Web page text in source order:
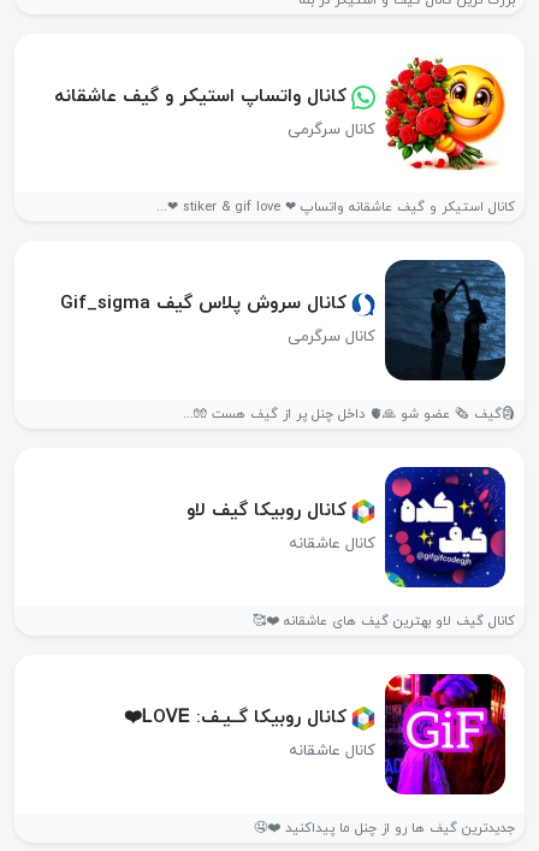
کانال واتساپ استیکر و گیف عاشقانه
کانال سرگرمی
کانال استیکر و گیف عاشقانه واتساپ ❤ stiker & gif love ❤...
کانال سروش پلاس گیف Gif_sigma
کانال سرگرمی
🗿گیف 🗞 عضو شو 🙏🫀 داخل چنل پر از گیف هست 🧤...
کانال روبیکا گیف لاو
کانال عاشقانه
کانال گیف لاو بهترین گیف های عاشقانه ⁦❤️⁩🥰
کانال روبیکا گــیـف‌: ᏞOᏙᎬ❤️
کانال عاشقانه
جدیدترین گیف ها رو از چنل‌ ما پیداکنید ❤️🤤